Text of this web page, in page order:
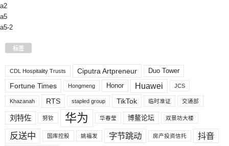
a2
a5
a5-2
标签
CDL Hospitality Trusts Ciputra Artpreneur Duo Tower
Fortune Times Hongmeng Honor Huawei JCS
Khazanah RTS stapled group TikTok 临时准证 交通部
刘特佐 努钦 华为 华春莹 博鳌论坛 双景坊大楼
反送中 国库控股 姚福发 字节跳动 房产投资信托 抖音